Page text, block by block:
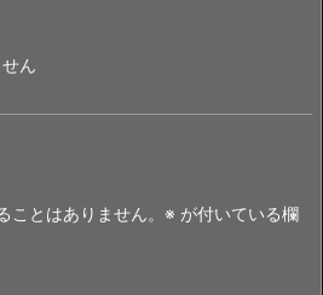
ん
ことはありません。 ※ が付いている欄